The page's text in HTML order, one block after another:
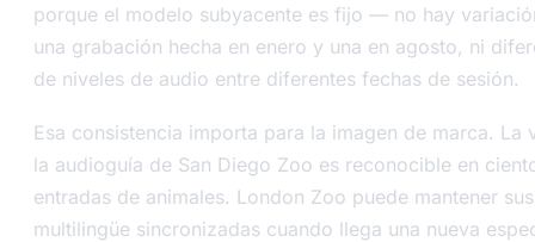
porque el modelo subyacente es fijo — no hay
una grabación hecha en enero y una en agosto, ni
de niveles de audio entre diferentes fechas de sesión.
Esa consistencia importa para la imagen de marca. La
la audioguía de San Diego Zoo es reconocible en
entradas de animales. London Zoo puede mantener
multilingüe sincronizadas cuando llega una nueva